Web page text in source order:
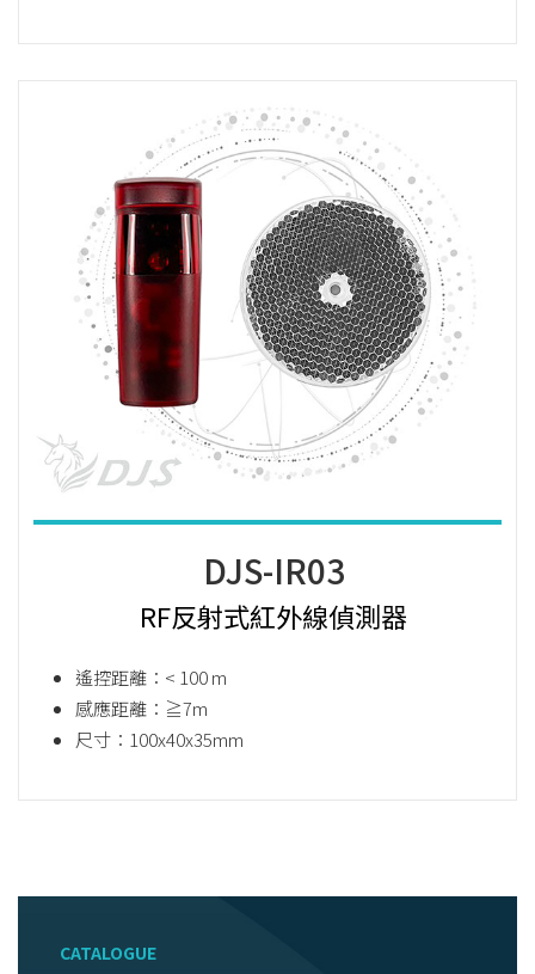
DJS-IR03
RF反射式紅外線偵測器
遙控距離：< 100 m
感應距離：≧7m
尺寸：100x40x35mm
CATALOGUE